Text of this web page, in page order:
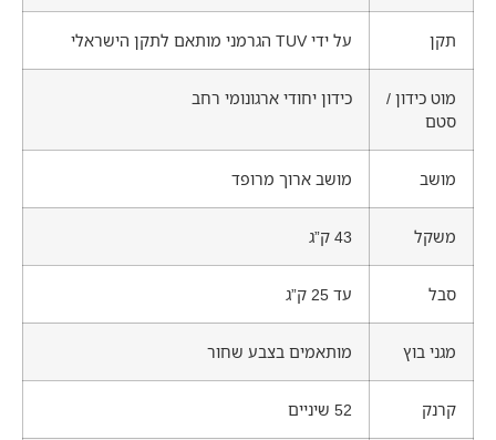
תקן על ידי TUV הגרמני מותאם לתקן הישראלי
מוט כידון /
סטם
כידון יחודי ארגונומי רחב
מושב מושב ארוך מרופד
משקל 43 ק”ג
סבל עד 25 ק”ג
מגני בוץ מותאמים בצבע שחור
קרנק 52 שיניים